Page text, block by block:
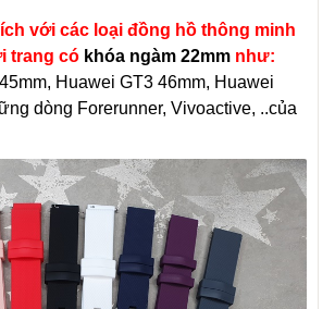
với các loại đồng hồ thông minh
trang có khóa ngàm 22mm như:
Huawei GT3 46mm, Huawei
dòng Forerunner, Vivoactive, ..của